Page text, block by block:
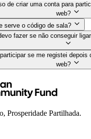
de criar uma conta para
web?
serve o código de sala?
fazer se não conseguir
se me registei depois
web?
Prosperidade Partilhada.